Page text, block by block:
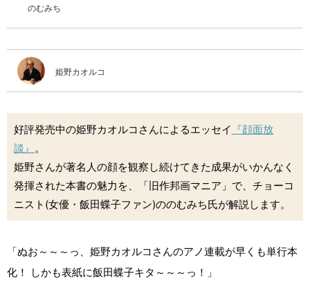
編集部
のむみち
姫野カオルコ
好評発売中の姫野カオルコさんによるエッセイ 『顔面放
談』 。
姫野さんが著名人の顔を観察し続けてきた成果がいかんなく
発揮された本書の魅力を、「旧作邦画マニア」で、チョーコ
ニスト(女優・飯田蝶子ファン)ののむみち氏が解説します。
「ぬお～～～っ、姫野カオルコさんのアノ連載が早くも単行本
化！ しかも表紙に飯田蝶子キタ～～～っ！」